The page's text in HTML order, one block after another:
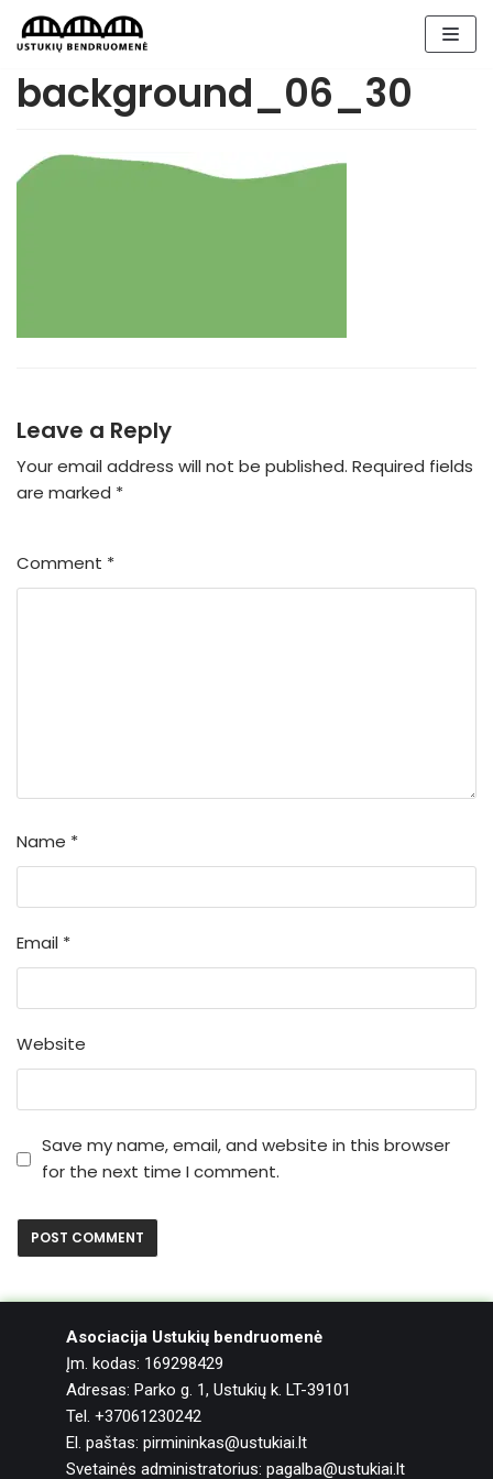
Skip
to
content
background_06_30
Leave a Reply
Your email address will not be published. Required fields
are marked *
Comment *
Name *
Email *
Website
Save my name, email, and website in this browser
for the next time I comment.
Asociacija Ustukių bendruomenė
Įm. kodas: 169298429
Adresas: Parko g. 1, Ustukių k. LT-39101
Tel. +37061230242
El. paštas: pirmininkas@ustukiai.lt
Svetainės administratorius: pagalba@ustukiai.lt